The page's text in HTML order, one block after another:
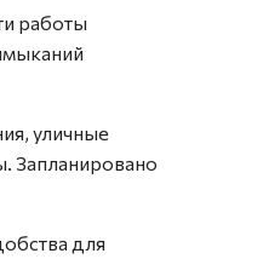
работы
уличные
Запланировано
для